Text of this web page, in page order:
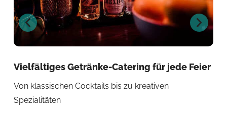
Vielfältiges Getränke-Catering für jede Feier
Von klassischen Cocktails bis zu kreativen
Spezialitäten